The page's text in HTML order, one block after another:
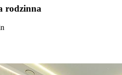
rodzinna